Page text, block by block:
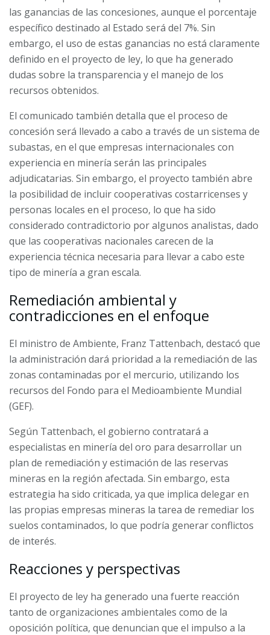
las ganancias de las concesiones, aunque el porcentaje
específico destinado al Estado será del 7%. Sin
embargo, el uso de estas ganancias no está claramente
definido en el proyecto de ley, lo que ha generado
dudas sobre la transparencia y el manejo de los
recursos obtenidos.
El comunicado también detalla que el proceso de
concesión será llevado a cabo a través de un sistema de
subastas, en el que empresas internacionales con
experiencia en minería serán las principales
adjudicatarias. Sin embargo, el proyecto también abre
la posibilidad de incluir cooperativas costarricenses y
personas locales en el proceso, lo que ha sido
considerado contradictorio por algunos analistas, dado
que las cooperativas nacionales carecen de la
experiencia técnica necesaria para llevar a cabo este
tipo de minería a gran escala.
Remediación ambiental y
contradicciones en el enfoque
El ministro de Ambiente, Franz Tattenbach, destacó que
la administración dará prioridad a la remediación de las
zonas contaminadas por el mercurio, utilizando los
recursos del Fondo para el Medioambiente Mundial
(GEF).
Según Tattenbach, el gobierno contratará a
especialistas en minería del oro para desarrollar un
plan de remediación y estimación de las reservas
mineras en la región afectada. Sin embargo, esta
estrategia ha sido criticada, ya que implica delegar en
las propias empresas mineras la tarea de remediar los
suelos contaminados, lo que podría generar conflictos
de interés.
Reacciones y perspectivas
El proyecto de ley ha generado una fuerte reacción
tanto de organizaciones ambientales como de la
oposición política, que denuncian que el impulso a la